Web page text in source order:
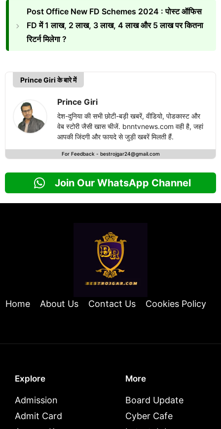
Post Office New FD Schemes 2024 : पोस्ट ऑफिस
FD में 1 लाख, 2 लाख, 3 लाख, 4 लाख और 5 लाख पर कितना
रिटर्न मिलेगा ?
Prince Giri के बारे में
Prince Giri
देश-दुनिया की सभी छोटी-बड़ी खबरें, वीडियो, पोडकास्ट और
वेब स्टोरी जैसी खास चीजें. bnntvnews.com वही है, जहां
आपकी जिंदगी और फायदे से जुड़ी खबरें मिलती हैं.
For Feedback - bestrojgar24@gmail.com
Join Our WhatsApp Channel
Home About Us Contact Us Cookies Policy
Explore
Admission
Admit Card
More
Board Update
Cyber Cafe